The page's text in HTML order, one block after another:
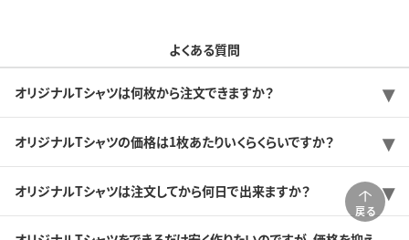
戻る
よくある質問
オリジナルTシャツは何枚から注文できますか？
オリジナルTシャツの価格は1枚あたりいくらくらいですか？
オリジナルTシャツは注文してから何日で出来ますか？